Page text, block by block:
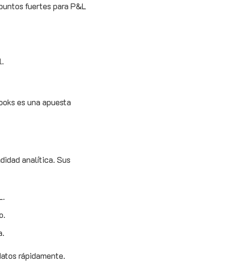
fuertes para P&L
es una apuesta
analítica. Sus
rápidamente.